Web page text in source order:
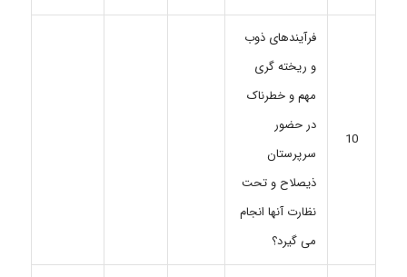
10
فرآیندهای ذوب
و ریخته گری
مهم و خطرناک
در حضور
سرپرستان
ذیصلاح و تحت
نظارت آنها انجام
می گیرد؟